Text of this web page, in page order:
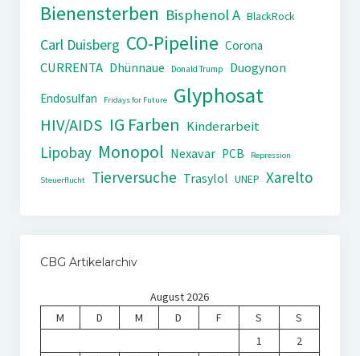
Bienensterben Bisphenol A BlackRock
Carl Duisberg CO-Pipeline Corona
CURRENTA Dhünnaue Donald Trump
Duogynon
Endosulfan
Fridays for Future Glyphosat
HIV/AIDS IG Farben Kinderarbeit
Lipobay Monopol Nexavar PCB Repression
Steuerflucht Tierversuche Trasylol UNEP Xarelto
CBG Artikelarchiv
August 2026
M
D M D F S
S
1
2